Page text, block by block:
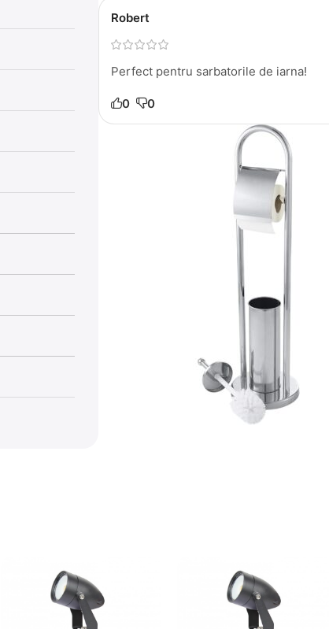
Robert
Perfect pentru sarbatorile de iarna!
0 0